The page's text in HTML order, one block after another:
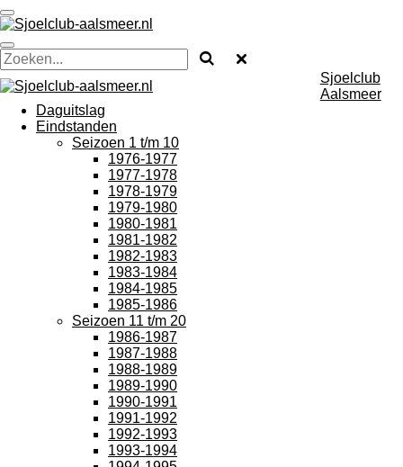
Ga
direct
naar
de
hoofdinhoud
Sjoelclub
Aalsmeer
Daguitslag
Eindstanden
Seizoen 1 t/m 10
1976-1977
1977-1978
1978-1979
1979-1980
1980-1981
1981-1982
1982-1983
1983-1984
1984-1985
1985-1986
Seizoen 11 t/m 20
1986-1987
1987-1988
1988-1989
1989-1990
1990-1991
1991-1992
1992-1993
1993-1994